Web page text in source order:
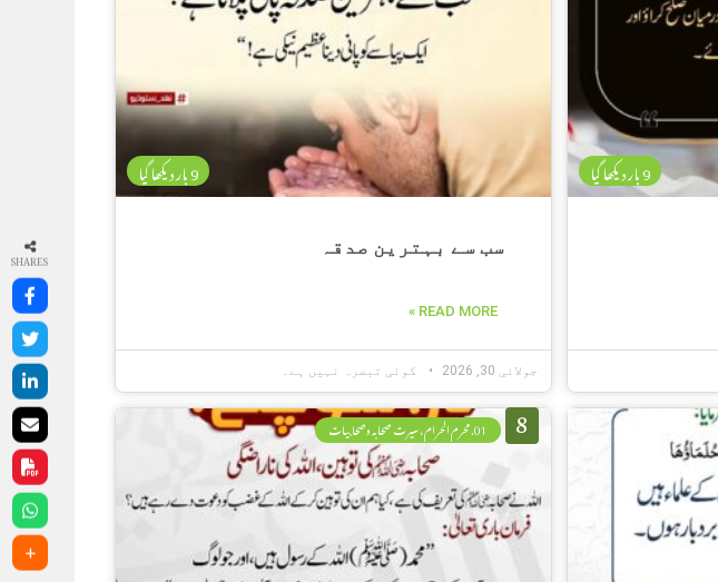
9 بار دیکھا گیا 9 بار دیکھا گیا
سب سے بہترین صدقہ
READ MORE »
جولائی 30, 2026 کوئی تبصرہ نہیں ہے۔
8 01. محرم الحرام، سیرت صحابہ وصحابیات
SHARES